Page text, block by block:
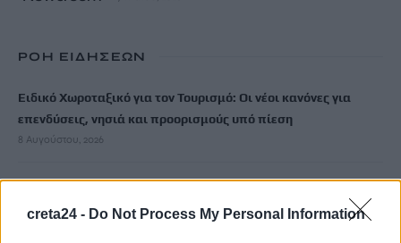
creta24 - Do Not Process My Personal Information
ΡΟΗ ΕΙΔΗΣΕΩΝ
Ειδικό Χωροταξικό για τον Τουρισμό: Οι νέοι κανόνες για
επενδύσεις, νησιά και προορισμούς υπό πίεση
8 Αυγούστου, 2026
8 Αυγούστου, 2026